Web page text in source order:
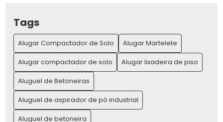
ALUGAR MÁQUINAS PARA CONSTRUÇÃO E AUMENTAR SUA
PRODUTIVIDADE
ALUGAR MÁQUINAS PARA CONSTRUÇÃO E AUMENTE SUA
PRODUTIVIDADE
ALUGAR MARTELETE: A MELHOR OPÇÃO PARA SUA OBRA
ALUGAR MARTELETE: GUIA COMPLETO PARA LOCAÇÃO E
VANTAGENS
Tags
Alugar Compactador de Solo
Alugar Martelete
Alugar compactador de solo
Alugar lixadeira de piso
Aluguel de Betoneiras
Aluguel de aspirador de pó industrial
Aluguel de betoneira